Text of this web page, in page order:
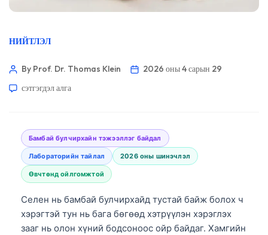
НИЙТЛЭЛ
By Prof. Dr. Thomas Klein
2026 оны 4 сарын 29
сэтгэгдэл алга
Бамбай булчирхайн тэжээллэг байдал
Лабораторийн тайлал 2026 оны шинэчлэл
Өвчтөнд ойлгомжтой
Селен нь бамбай булчирхайд тустай байж болох ч
хэрэгтэй тун нь бага бөгөөд хэтрүүлэн хэрэглэх
зааг нь олон хүний бодсоноос ойр байдаг. Хамгийн